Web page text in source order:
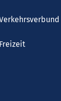
Freizeit